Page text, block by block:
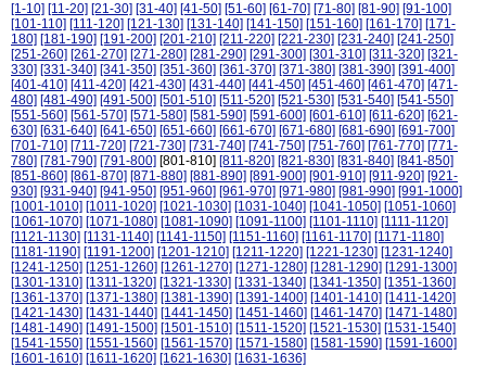
[1-10] [11-20] [21-30] [31-40] [41-50] [51-60] [61-70] [71-80] [81-90] [91-100]
[101-110] [111-120] [121-130] [131-140] [141-150] [151-160] [161-170] [171-
180] [181-190] [191-200] [201-210] [211-220] [221-230] [231-240] [241-250]
[251-260] [261-270] [271-280] [281-290] [291-300] [301-310] [311-320] [321-
330] [331-340] [341-350] [351-360] [361-370] [371-380] [381-390] [391-400]
[401-410] [411-420] [421-430] [431-440] [441-450] [451-460] [461-470] [471-
480] [481-490] [491-500] [501-510] [511-520] [521-530] [531-540] [541-550]
[551-560] [561-570] [571-580] [581-590] [591-600] [601-610] [611-620] [621-
630] [631-640] [641-650] [651-660] [661-670] [671-680] [681-690] [691-700]
[701-710] [711-720] [721-730] [731-740] [741-750] [751-760] [761-770] [771-
780] [781-790] [791-800] [801-810] [811-820] [821-830] [831-840] [841-850]
[851-860] [861-870] [871-880] [881-890] [891-900] [901-910] [911-920] [921-
930] [931-940] [941-950] [951-960] [961-970] [971-980] [981-990] [991-1000]
[1001-1010] [1011-1020] [1021-1030] [1031-1040] [1041-1050] [1051-1060]
[1061-1070] [1071-1080] [1081-1090] [1091-1100] [1101-1110] [1111-1120]
[1121-1130] [1131-1140] [1141-1150] [1151-1160] [1161-1170] [1171-1180]
[1181-1190] [1191-1200] [1201-1210] [1211-1220] [1221-1230] [1231-1240]
[1241-1250] [1251-1260] [1261-1270] [1271-1280] [1281-1290] [1291-1300]
[1301-1310] [1311-1320] [1321-1330] [1331-1340] [1341-1350] [1351-1360]
[1361-1370] [1371-1380] [1381-1390] [1391-1400] [1401-1410] [1411-1420]
[1421-1430] [1431-1440] [1441-1450] [1451-1460] [1461-1470] [1471-1480]
[1481-1490] [1491-1500] [1501-1510] [1511-1520] [1521-1530] [1531-1540]
[1541-1550] [1551-1560] [1561-1570] [1571-1580] [1581-1590] [1591-1600]
[1601-1610] [1611-1620] [1621-1630] [1631-1636]